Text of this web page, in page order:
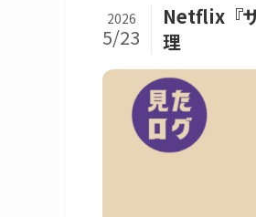
Netflix『
理
2026
5/23